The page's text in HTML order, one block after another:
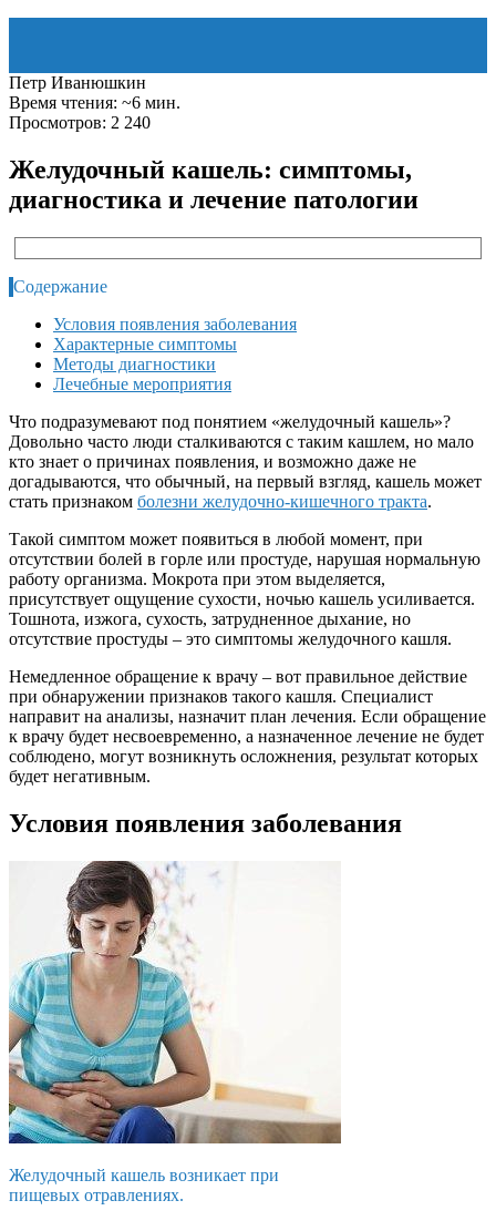
Петр Иванюшкин
Время чтения: ~6 мин.
Просмотров: 2 240
Желудочный кашель: симптомы,
диагностика и лечение патологии
Содержание
Условия появления заболевания
Характерные симптомы
Методы диагностики
Лечебные мероприятия
Что подразумевают под понятием «желудочный кашель»?
Довольно часто люди сталкиваются с таким кашлем, но мало
кто знает о причинах появления, и возможно даже не
догадываются, что обычный, на первый взгляд, кашель может
стать признаком болезни желудочно-кишечного тракта.
Такой симптом может появиться в любой момент, при
отсутствии болей в горле или простуде, нарушая нормальную
работу организма. Мокрота при этом выделяется,
присутствует ощущение сухости, ночью кашель усиливается.
Тошнота, изжога, сухость, затрудненное дыхание, но
отсутствие простуды – это симптомы желудочного кашля.
Немедленное обращение к врачу – вот правильное действие
при обнаружении признаков такого кашля. Специалист
направит на анализы, назначит план лечения. Если обращение
к врачу будет несвоевременно, а назначенное лечение не будет
соблюдено, могут возникнуть осложнения, результат которых
будет негативным.
Условия появления заболевания
Желудочный кашель возникает при
пищевых отравлениях.